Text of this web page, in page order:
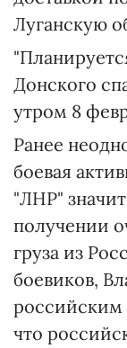
Луганскую
Донского
утром 8
Ранее
боевая
"ЛНР"
получении
груза из
боевиков,
российским
что